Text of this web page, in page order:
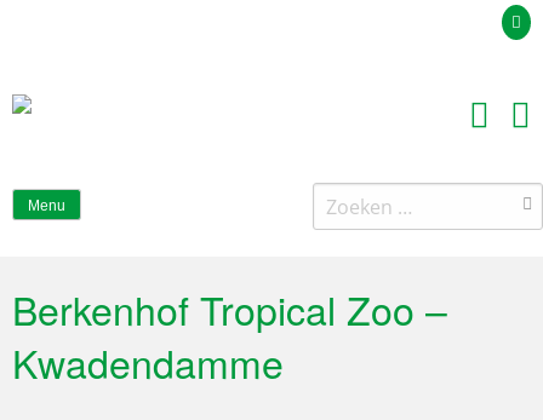
Menu
Zoeken
naar:
Berkenhof Tropical Zoo –
Kwadendamme